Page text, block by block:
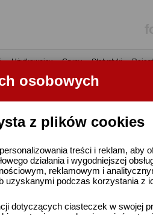
osobowych
z plików cookies
treści i reklam, aby
działania i wygodniejszej
reklamowym i
uzyskanymi podczas korzystania z
dotyczących ciasteczek w swojej
•Użytkownicy•Grupy•Statystyki•